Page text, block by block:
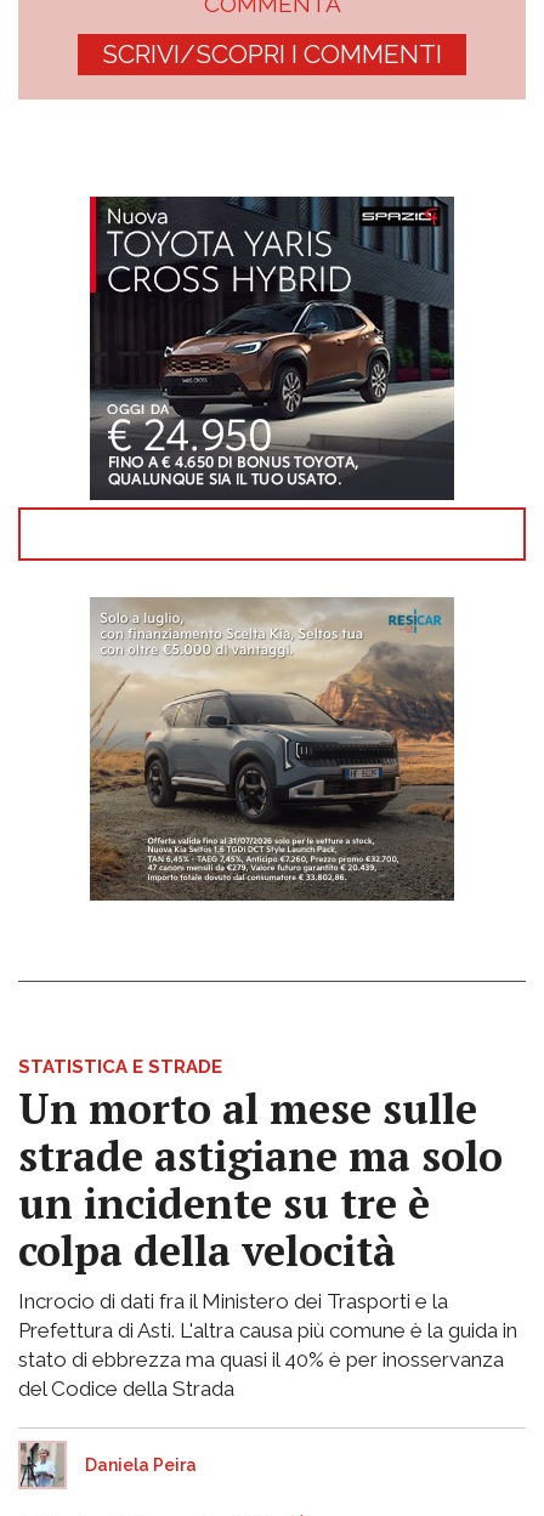
SCRIVI/SCOPRI I COMMENTI
STATISTICA E STRADE
Un morto al mese sulle
strade astigiane ma solo
un incidente su tre è
colpa della velocità
Incrocio di dati fra il Ministero dei Trasporti e la
Prefettura di Asti. L'altra causa più comune è la guida in
stato di ebbrezza ma quasi il 40% è per inosservanza
del Codice della Strada
Daniela Peira